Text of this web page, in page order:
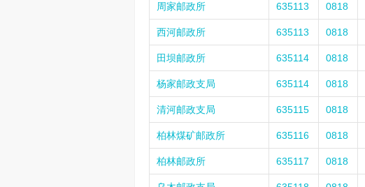
周家邮政所 635113 0818
西河邮政所 635113 0818
田坝邮政所 635114 0818
杨家邮政支局 635114 0818
清河邮政支局 635115 0818
柏林煤矿邮政所 635116 0818
柏林邮政所 635117 0818